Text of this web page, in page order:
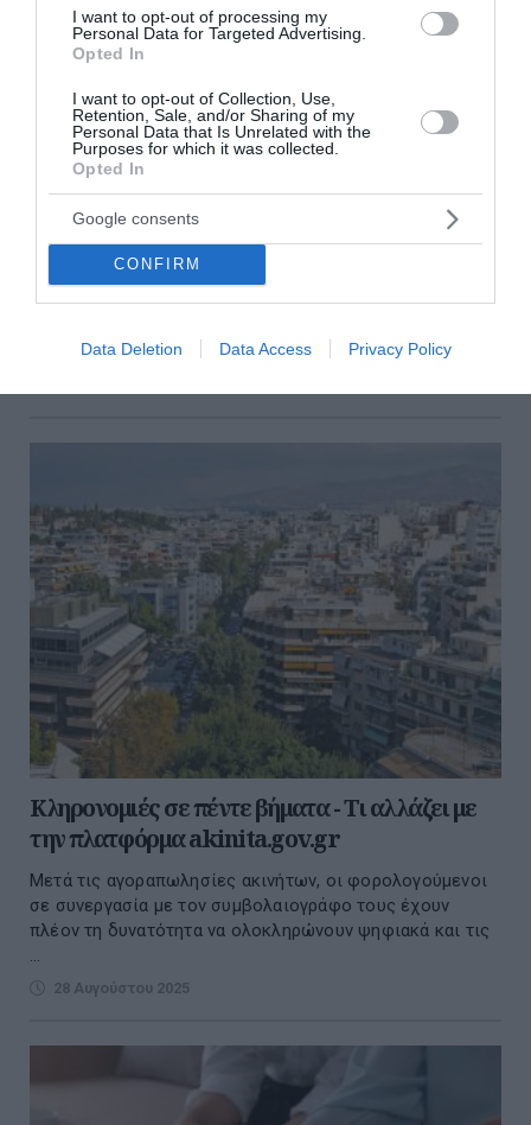
I want to opt-out of processing my
Personal Data for Targeted Advertising.
Opted In
I want to opt-out of Collection, Use,
Retention, Sale, and/or Sharing of my
Personal Data that Is Unrelated with the
Purposes for which it was collected.
Opted In
Google consents
CONFIRM
Data Deletion Data Access Privacy Policy
Τι αλλάζει στο Κληρονομικό Δίκαιο: Πώς θα
ρυθμίζονται τα χρέη
κεφάλαια για τα χρέη των κληρονομιών και τις
εργασ...
Κληρονομιές σε πέντε βήματα - Τι αλλάζει με
την πλατφόρμα akinita.gov.gr
Μετά τις αγοραπωλησίες ακινήτων, οι φορολογούμενοι
σε συνεργασία με τον συμβολαιογράφο τους έχουν
πλέον τη δυνατότητα να ολοκληρώνουν ψηφιακά και τις
...
28 Αυγούστου 2025